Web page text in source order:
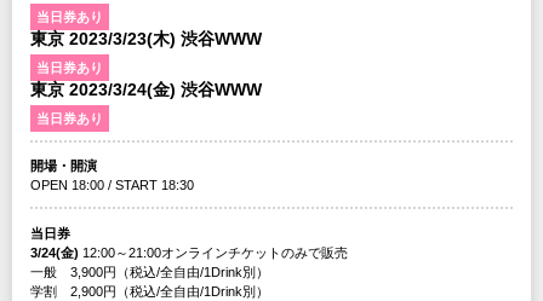
当日券あり
東京 2023/3/23(木) 渋谷WWW
当日券あり
東京 2023/3/24(金) 渋谷WWW
当日券あり
開場・開演
OPEN 18:00 / START 18:30
当日券
3/24(金) 12:00～21:00オンラインチケットのみで販売
一般 3,900円（税込/全自由/1Drink別）
学割 2,900円（税込/全自由/1Drink別）